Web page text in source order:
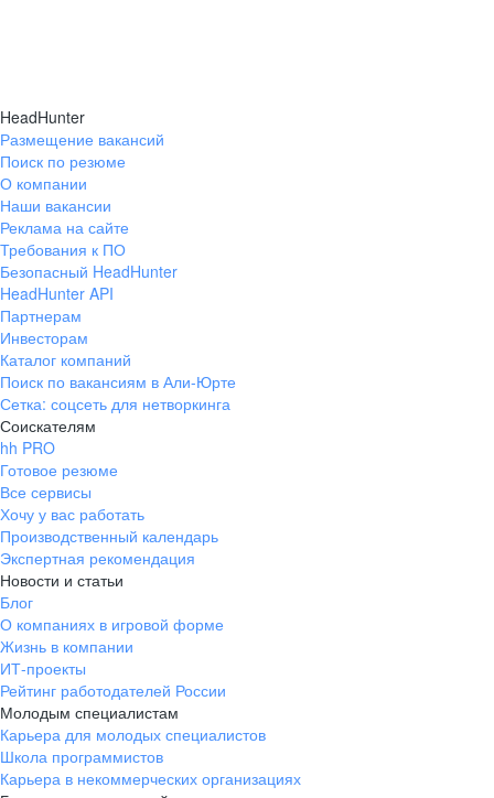
HeadHunter
Размещение вакансий
Поиск по резюме
О компании
Наши вакансии
Реклама на сайте
Требования к ПО
Безопасный HeadHunter
HeadHunter API
Партнерам
Инвесторам
Каталог компаний
Поиск по вакансиям в Али-Юрте
Сетка: соцсеть для нетворкинга
Соискателям
hh PRO
Готовое резюме
Все сервисы
Хочу у вас работать
Производственный календарь
Экспертная рекомендация
Новости и статьи
Блог
О компаниях в игровой форме
Жизнь в компании
ИТ-проекты
Рейтинг работодателей России
Молодым специалистам
Карьера для молодых специалистов
Школа программистов
Карьера в некоммерческих организациях